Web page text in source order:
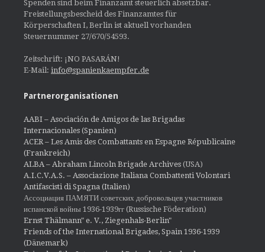
Spenden sind beim Finanzamt steuerlich absetzbar.
Freistellungsbescheid des Finanzamtes für
Körperschaften I, Berlin ist aktuell vorhanden
Steuernummer 27/670/54593.
Zeitschrift: ¡NO PASARÁN!
E-Mail: info@spanienkaempfer.de
Partnerorganisationen
AABI – Asociación de Amigos de las Brigadas
Internacionales (Spanien)
ACER – Les Amis des Combattants en Espagne Républicaine
(Frankreich)
ALBA – Abraham Lincoln Brigade Archives (USA)
A.I.C.V.A.S. – Associazione Italiana Combattenti Volontari
Antifascisti di Spagna (Italien)
Ассоциация ПАМЯТИ советских добровольцев участников
испанской войны 1936-1939гг (Russische Föderation)
Ernst Thälmann" e. V., Ziegenhals-Berlin"
Friends of the International Brigades, Spain 1936-1939
(Dänemark)